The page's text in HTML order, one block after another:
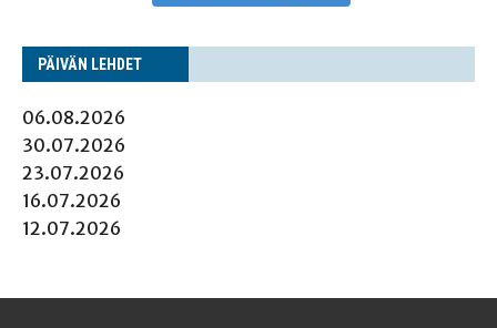
PÄI­VÄN LEHDET
06.08.2026
30.07.2026
23.07.2026
16.07.2026
12.07.2026